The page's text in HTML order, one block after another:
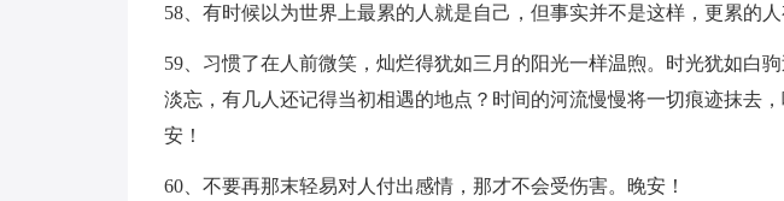
58、有时候以为世界上最累的人就是自己，但事实并不是这样，更累的人
59、习惯了在人前微笑，灿烂得犹如三月的阳光一样温煦。时光犹如白
淡忘，有几人还记得当初相遇的地点？时间的河流慢慢将一切痕迹抹去
安！
60、不要再那末轻易对人付出感情，那才不会受伤害。晚安！